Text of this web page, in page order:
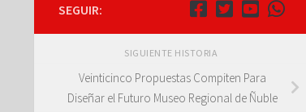
SEGUIR:
SIGUIENTE HISTORIA
Veinticinco Propuestas Compiten Para
Diseñar el Futuro Museo Regional de Ñuble